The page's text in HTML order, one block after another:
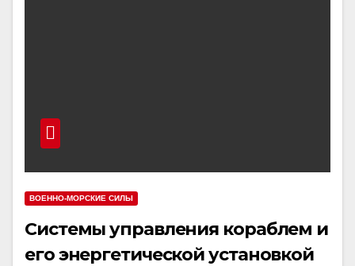
ВОЕННО-МОРСКИЕ СИЛЫ
Системы управления кораблем и
его энергетической установкой